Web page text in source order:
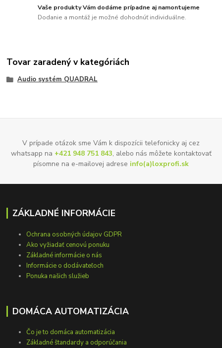
Vaše produkty Vám dodáme prípadne aj namontujeme
Dodanie a montáž je možné dohodnúť individuálne.
Tovar zaradený v kategóriách
Audio systém QUADRAL
V prípade otázok sme Vám k dispozícii telefonicky aj cez
whatsapp na +421 948 751 843, alebo nás môžete kontaktovať
písomne na e-mailovej adrese info(a)loxprofi.sk
ZÁKLADNÉ INFORMÁCIE
Ochrana osobných údajov GDPR
Ako vyžiadať cenovú ponuku
Základné informácie o nás
Informácie o dodávateľoch
Ponuka našich služieb
DOMÁCA AUTOMATIZÁCIA
Čo je to domáca automatizácia
Základné štandardy a odporúčania